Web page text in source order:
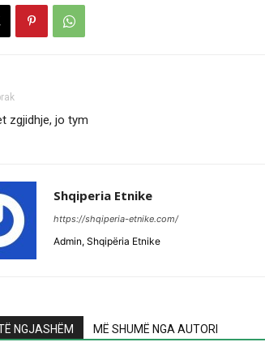
zgjidhje, jo tym
Shqiperia Etnike
https://shqiperia-etnike.com/
Admin, Shqipëria Etnike
NGJASHËM MË SHUMË NGA AUTORI